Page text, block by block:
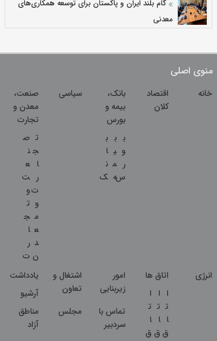
گام بلند ایران و پاکستان برای توسعه همکاری‌های
معدنی
منوی اصلی
خانه
اقتصاد
کلان
بانک،
بیمه و
بورس
ب
و
ر
س
ب
ی
م
ه
ب
ا
ن
ک
سیاسی
صنعت،
معدن و
تجارت
ت
ج
ا
ر
ت
و
م
ع
د
ن
ص
ن
ع
ت
و
ت
ج
ا
ر
ت
انرژی
اتاق ها
ا
ت
ا
ق
ا
ت
ا
ق
ا
ت
ا
ق
امور
زیربنایی
اشتغال و
تعاون
یادداشت
آرشیو
تماس با
سردبیر
مجلس
مناطق
آزاد